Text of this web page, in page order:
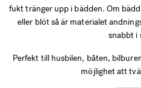
fukt tränger upp i bädden. Om
eller blöt så är materialet
snabbt i
Perfekt till husbilen, båten,
möjlighet att